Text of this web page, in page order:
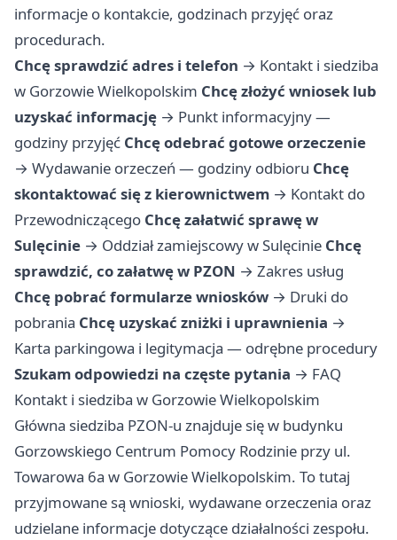
informacje o kontakcie, godzinach przyjęć oraz
procedurach.
Chcę sprawdzić adres i telefon → Kontakt i siedziba
w Gorzowie Wielkopolskim Chcę złożyć wniosek lub
uzyskać informację → Punkt informacyjny —
godziny przyjęć Chcę odebrać gotowe orzeczenie
→ Wydawanie orzeczeń — godziny odbioru Chcę
skontaktować się z kierownictwem → Kontakt do
Przewodniczącego Chcę załatwić sprawę w
Sulęcinie → Oddział zamiejscowy w Sulęcinie Chcę
sprawdzić, co załatwę w PZON → Zakres usług
Chcę pobrać formularze wniosków → Druki do
pobrania Chcę uzyskać zniżki i uprawnienia →
Karta parkingowa i legitymacja — odrębne procedury
Szukam odpowiedzi na częste pytania → FAQ
Kontakt i siedziba w Gorzowie Wielkopolskim
Główna siedziba PZON-u znajduje się w budynku
Gorzowskiego Centrum Pomocy Rodzinie przy ul.
Towarowa 6a w Gorzowie Wielkopolskim. To tutaj
przyjmowane są wnioski, wydawane orzeczenia oraz
udzielane informacje dotyczące działalności zespołu.